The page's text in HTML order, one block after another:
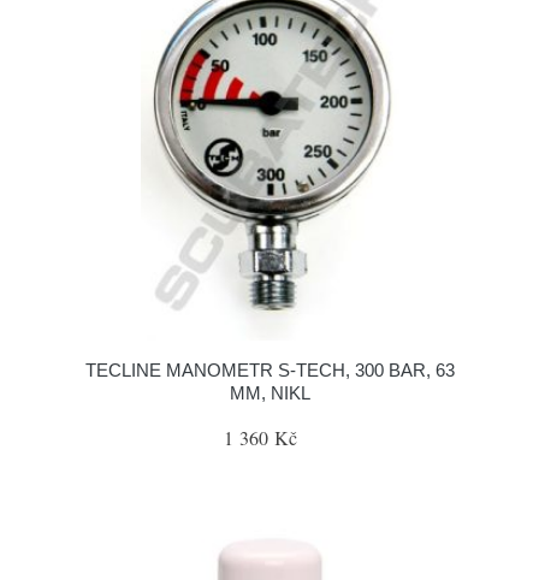
TECLINE MANOMETR S-TECH, 300 BAR, 63
MM, NIKL
1 360 Kč